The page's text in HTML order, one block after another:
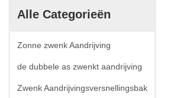
Alle Categorieën
Zonne zwenk Aandrijving
de dubbele as zwenkt aandrijving
Zwenk Aandrijvingsversnellingsbak